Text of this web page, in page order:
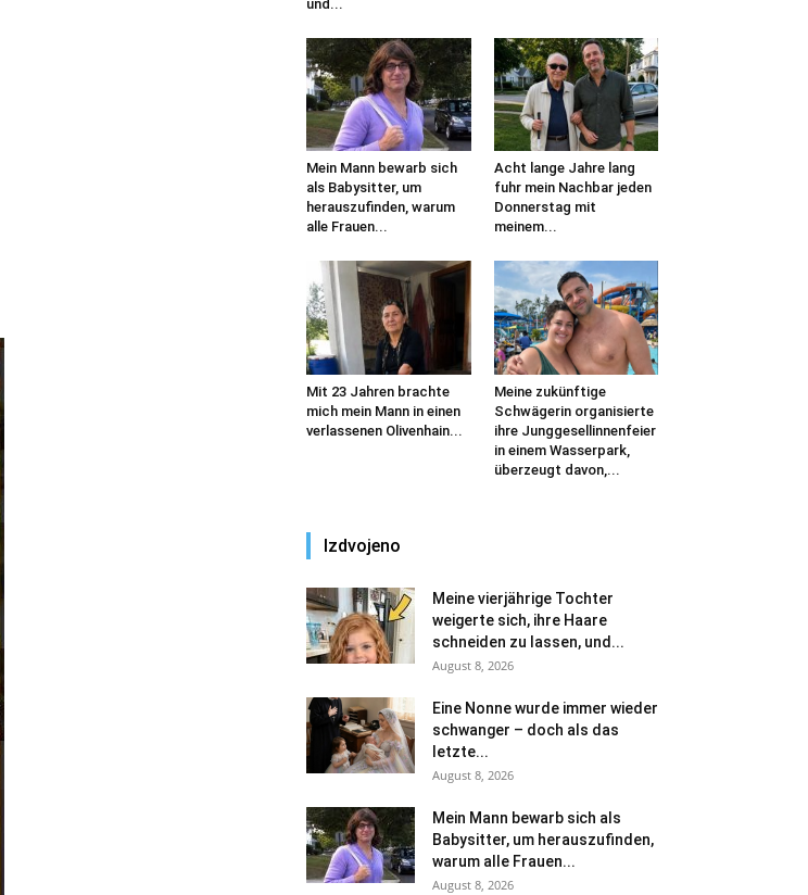
und...
Mein Mann bewarb sich
als Babysitter, um
herauszufinden, warum
alle Frauen...
Acht lange Jahre lang
fuhr mein Nachbar jeden
Donnerstag mit
meinem...
Mit 23 Jahren brachte
mich mein Mann in einen
verlassenen Olivenhain...
Meine zukünftige
Schwägerin organisierte
ihre Junggesellinnenfeier
in einem Wasserpark,
überzeugt davon,...
Izdvojeno
Meine vierjährige Tochter
weigerte sich, ihre Haare
schneiden zu lassen, und...
August 8, 2026
Eine Nonne wurde immer wieder
schwanger – doch als das
letzte...
August 8, 2026
Mein Mann bewarb sich als
Babysitter, um herauszufinden,
warum alle Frauen...
August 8, 2026